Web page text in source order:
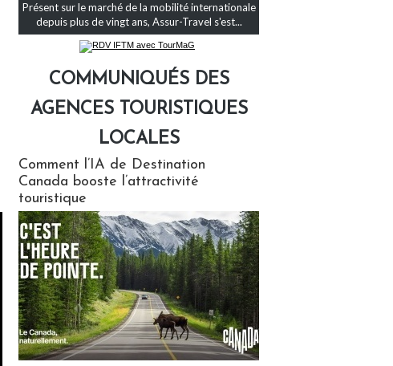
Présent sur le marché de la mobilité internationale
depuis plus de vingt ans, Assur-Travel s'est...
COMMUNIQUÉS DES
AGENCES TOURISTIQUES
LOCALES
Comment l’IA de Destination
Canada booste l’attractivité
touristique